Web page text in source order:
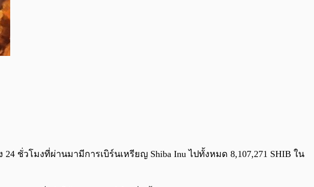
0:00 /0:00
ชั่วโมงที่ผ่านมามีการเบิร์นเหรียญ Shiba Inu ไปทั้งหมด 8,107,271 SHIB ใน